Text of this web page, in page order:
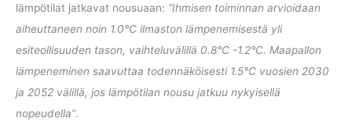
lämpötilat jatkavat nousuaan: ”Ihmisen toiminnan arvioidaan
aiheuttaneen noin 1.0°C ilmaston lämpenemisestä yli
esiteollisuuden tason, vaihteluvälillä 0.8°C -1.2°C. Maapallon
lämpeneminen saavuttaa todennäköisesti 1.5°C vuosien 2030
ja 2052 välillä, jos lämpötilan nousu jatkuu nykyisellä
nopeudella”.